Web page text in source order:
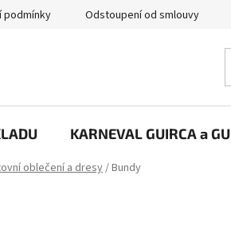
podmínky Odstoupení od smlouvy
KARNEVAL GUIRCA a
oblečení a dresy/Bundy